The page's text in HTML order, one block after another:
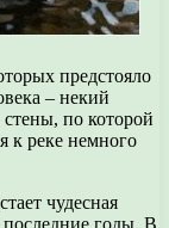
предстояло
– некий
по которой
к реке немного
чудесная
последние годы. В